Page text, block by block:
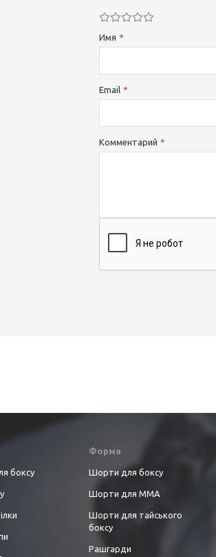
Имя
Email
Комментарий
боксу
Форма
Шорти для боксу
Шорти для ММА
Шорти для тайського
боксу
Рашгарди